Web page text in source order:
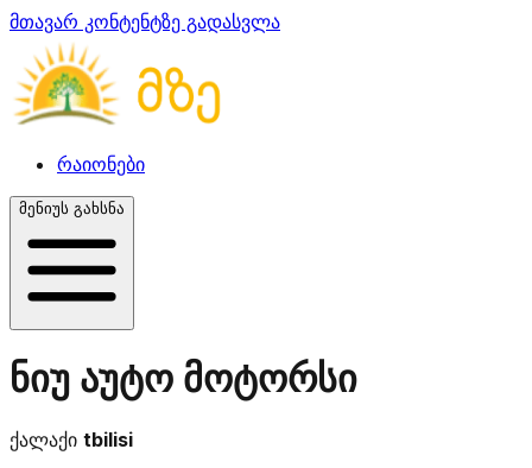
მთავარ კონტენტზე გადასვლა
რაიონები
მენიუს გახსნა
ნიუ აუტო მოტორსი
ქალაქი tbilisi